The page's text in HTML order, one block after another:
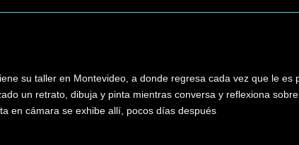
su taller en Montevideo, a donde regresa cada vez que le es
un retrato, dibuja y pinta mientras conversa y reflexiona sobre
en cámara se exhibe allí, pocos días después